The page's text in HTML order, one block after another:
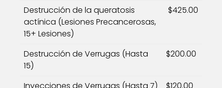
Destrucción de la queratosis
actínica (Lesiones Precancerosas,
15+ Lesiones)
$425.00
Destrucción de Verrugas (Hasta
15)
$200.00